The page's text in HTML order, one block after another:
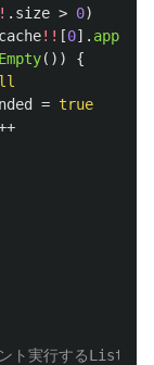
. size > 0)
cache!! [0]. apply
())
{
= true
ト実行する